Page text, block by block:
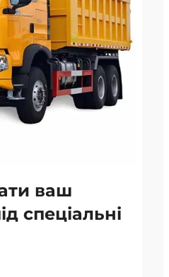
ваш
спеціальні